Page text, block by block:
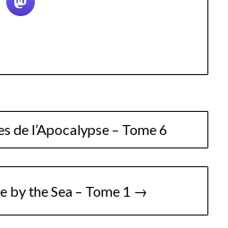
de l’Apocalypse – Tome 6
by the Sea – Tome 1 →